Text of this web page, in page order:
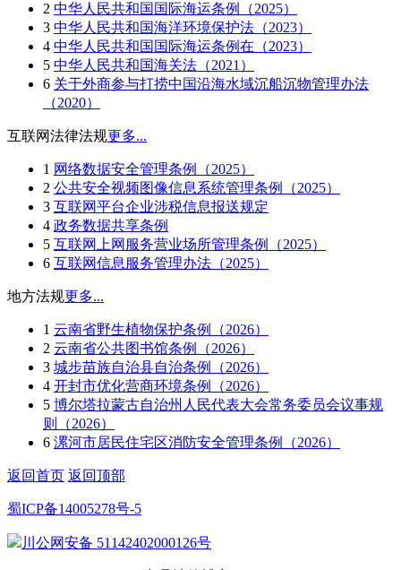
2 中华人民共和国国际海运条例（2025）
3 中华人民共和国海洋环境保护法（2023）
4 中华人民共和国国际海运条例在（2023）
5 中华人民共和国海关法（2021）
6 关于外商参与打捞中国沿海水域沉船沉物管理办法
（2020）
互联网法律法规更多...
1 网络数据安全管理条例（2025）
2 公共安全视频图像信息系统管理条例（2025）
3 互联网平台企业涉税信息报送规定
4 政务数据共享条例
5 互联网上网服务营业场所管理条例（2025）
6 互联网信息服务管理办法（2025）
地方法规更多...
1 云南省野生植物保护条例（2026）
2 云南省公共图书馆条例（2026）
3 城步苗族自治县自治条例（2026）
4 开封市优化营商环境条例（2026）
5 博尔塔拉蒙古自治州人民代表大会常务委员会议事规
则（2026）
6 漯河市居民住宅区消防安全管理条例（2026）
返回首页 返回顶部
蜀ICP备14005278号-5
川公网安备 51142402000126号